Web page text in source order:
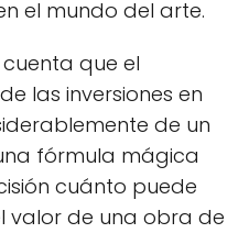
el mundo del arte.
que el
las inversiones en
de un
fórmula mágica
cuánto puede
valor de una obra de